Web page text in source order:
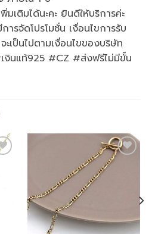
เติมได้นะคะ ยินดีให้บริการค่ะ
รจัดโปรโมชั่น เงื่อนไขการรับ
เป็นไปตามเงื่อนไขของบริษัท
นแท้925 #CZ #ส่งฟรีไม่มีขั้น